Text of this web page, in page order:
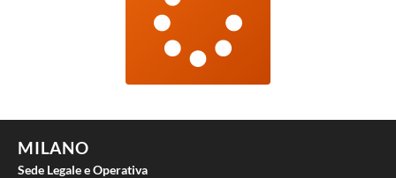
MILANO
Sede Legale e Operativa